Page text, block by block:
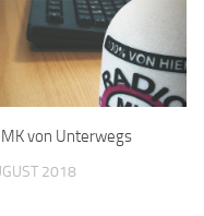
MK von Unterwegs
2018